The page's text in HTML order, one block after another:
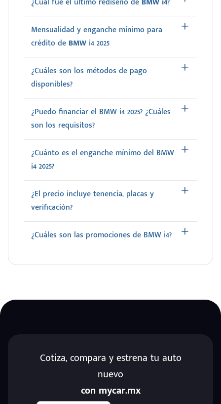
Mensualidad y enganche mínimo para
crédito de BMW i4 2025
¿Cuáles son los métodos de pago
disponibles?
¿Puedo financiar el BMW i4 2025? ¿Cuáles
son los requisitos?
¿Cuánto es el enganche mínimo del BMW
i4 2025?
¿El precio incluye tenencia, placas y
verificación?
¿Cuáles son las promociones de BMW i4?
Cotiza, compara y estrena tu auto
nuevo
con mycar.mx